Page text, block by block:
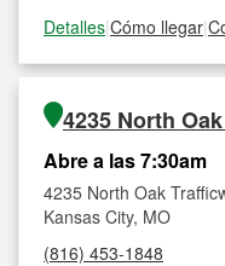
Detalles|Cómo llegar|
4235 North
Abre a las 7:30am
4235 North Oak
Kansas City, MO
(816) 453-1848